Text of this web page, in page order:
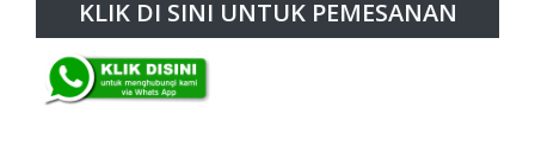
KLIK DI SINI UNTUK PEMESANAN